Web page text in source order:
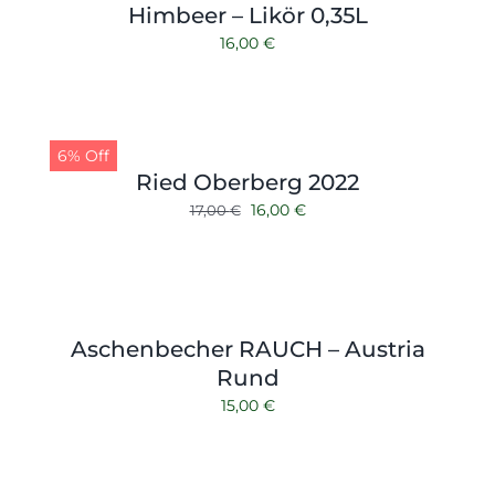
Himbeer – Likör 0,35L
16,00 €
6% Off
Ried Oberberg 2022
17,00€ Ursprünglicher
16,00 €Aktueller
Aschenbecher RAUCH – Austria
Rund
15,00 €